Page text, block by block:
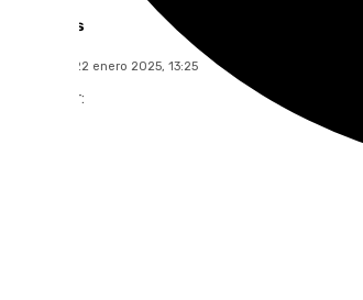
Lynx Devs
miércoles, 22 enero 2025, 13:25
Compartir: